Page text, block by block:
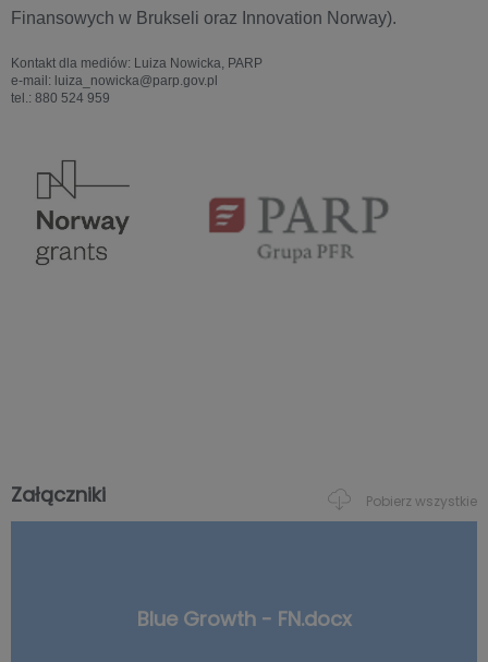
Finansowych w Brukseli oraz Innovation Norway).
Kontakt dla mediów: Luiza Nowicka, PARP
e-mail: luiza_nowicka@parp.gov.pl
tel.: 880 524 959
Załączniki Pobierz wszystkie
Blue Growth - FN.docx